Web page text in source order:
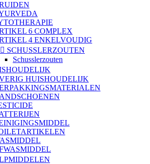
6 COMPLEX
4 ENKELVOUDIG
 SCHUSSLERZOUTEN
Schusslerzouten
HUISHOUDELIJK